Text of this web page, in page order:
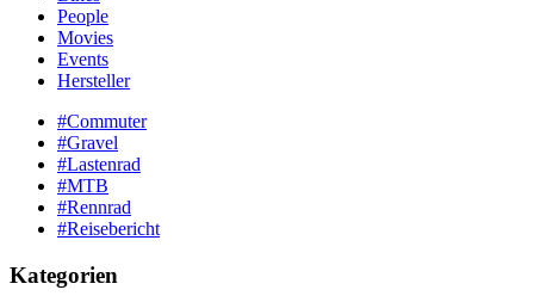
People
Movies
Events
Hersteller
#Commuter
#Gravel
#Lastenrad
#MTB
#Rennrad
#Reisebericht
Kategorien